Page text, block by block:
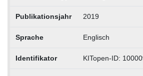
Publikationsjahr 2019
Sprache Englisch
Identifikator KITopen-ID: